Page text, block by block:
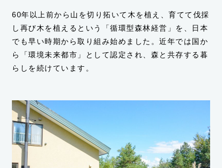
60年以上前から山を切り拓いて木を植え、育てて伐採
し再び木を植えるという「循環型森林経営」を、日本
でも早い時期から取り組み始めました。近年では国か
ら「環境未来都市」として認定され、森と共存する暮
らしを続けています。